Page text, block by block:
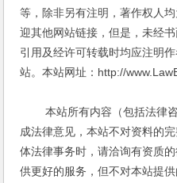
等，除非另有注明，著作权人
迎其他网站链接，但是，未经
引用及经许可转载时均应注明
站。本站网址：http://
本站所有内容（包括法律咨
成法律意见，本站不对资料的
体法律事务时，请洽询有资质
供更好的服务，但不对本站提